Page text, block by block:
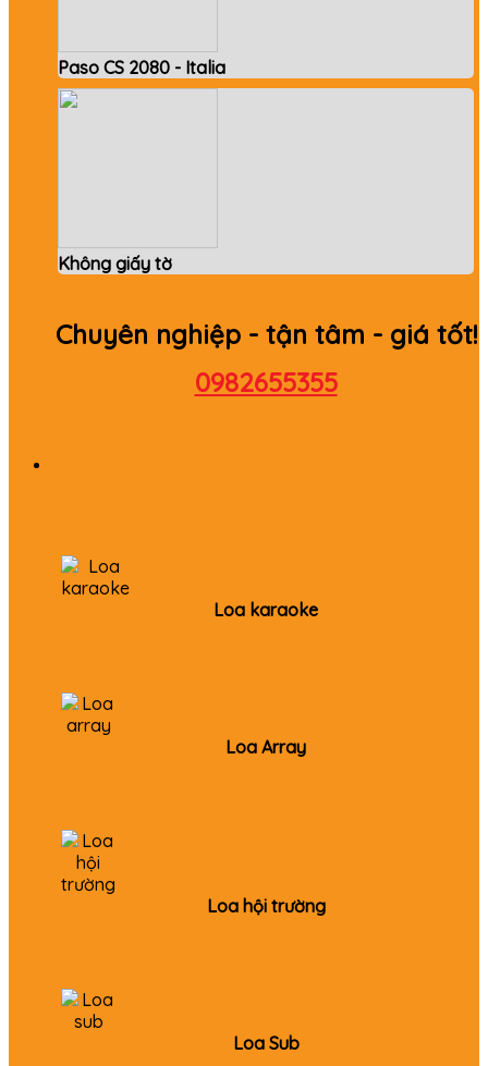
Paso CS 2080 - Italia
Không giấy tờ
Chuyên nghiệp - tận tâm - giá tốt!
0982655355
Loa karaoke
Loa Array
Loa hội trường
Loa Sub